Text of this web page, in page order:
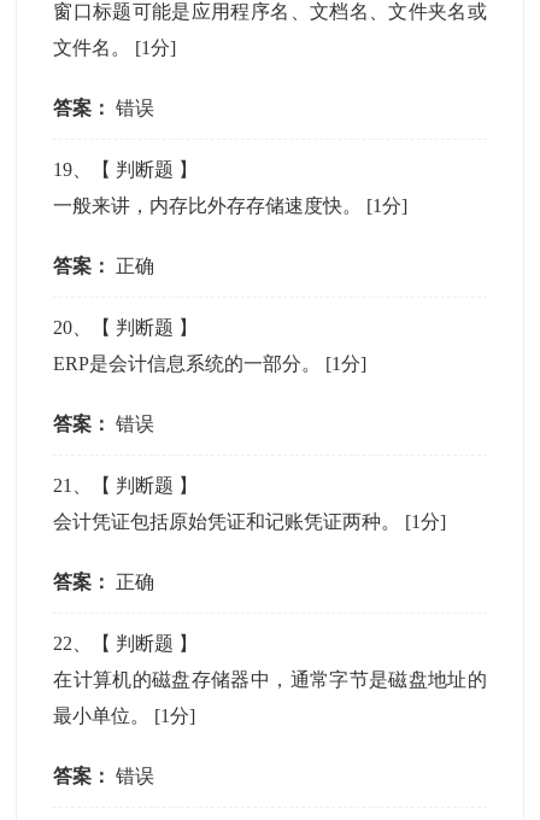
窗口标题可能是应用程序名、文档名、文件夹名或
文件名。 [1分]
答案： 错误
19 、【 判断题 】
一般来讲，内存比外存存储速度快。 [1分]
答案： 正确
20 、【 判断题 】
ERP是会计信息系统的一部分。 [1分]
答案： 错误
21 、【 判断题 】
会计凭证包括原始凭证和记账凭证两种。 [1分]
答案： 正确
22 、【 判断题 】
在计算机的磁盘存储器中，通常字节是磁盘地址的
最小单位。 [1分]
答案： 错误